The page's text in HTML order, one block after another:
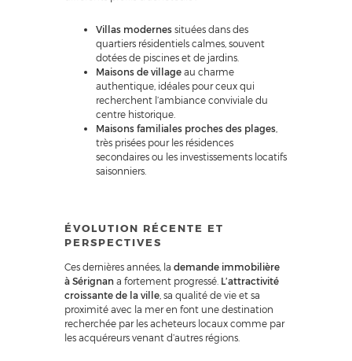
Villas modernes situées dans des
quartiers résidentiels calmes, souvent
dotées de piscines et de jardins.
Maisons de village au charme
authentique, idéales pour ceux qui
recherchent l’ambiance conviviale du
centre historique.
Maisons familiales proches des plages
très prisées pour les résidences
secondaires ou les investissements locatifs
saisonniers.
ÉVOLUTION RÉCENTE ET
PERSPECTIVES
Ces dernières années, lademande immobilière
à Sérignan a fortement progressé. L’attractivité
croissante de la ville, sa qualité de vie et sa
proximité avec la mer en font une destination
recherchée par les acheteurs locaux comme par
les acquéreurs venant d’autres régions.